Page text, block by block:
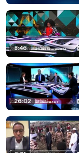
8:46
26:02